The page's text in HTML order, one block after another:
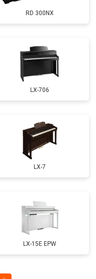
RD 300NX
LX-706
LX-7
LX-15E EPW